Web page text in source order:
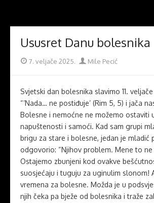
content
Ususret Danu bolesnika
Posted
7. veljače 2025. Author
Mile Pecić
Svjetski dan bolesnika slavimo 11.
“’Nada… ne postiđuje’ (Rim 5, 5) i jača
Bolesne i nemoćne ne možemo ostaviti
napuštenosti i samoći. Kad sam grupi
brigu za stare i bolesne, jedan je mladić
odgovorio: “Njihov problem. Mene to ne
Ostajemo zbunjeni kod ovakve
suosjećaju i tuguju za uginulim slonom!
vremena za bolesne. Možda je u
njih čeka pa bježe od bolesnika i traže